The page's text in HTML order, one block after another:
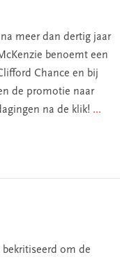
meer dan dertig jaar
benoemt een
Chance en bij
de promotie naar
na de klik! ...
om de